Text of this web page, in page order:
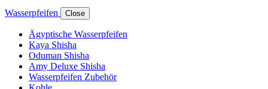
Wasserpfeifen Close
Ägyptische Wasserpfeifen
Kaya Shisha
Oduman Shisha
Amy Deluxe Shisha
Wasserpfeifen Zubehör